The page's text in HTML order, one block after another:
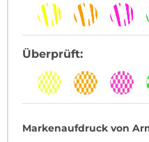
Überprüft:
Markenaufdruck von